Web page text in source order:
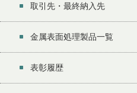
取引先・最終納入先
金属表面処理製品一覧
表彰履歴